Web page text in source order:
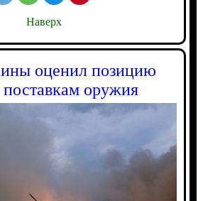
Наверх
оценил позицию
оружия